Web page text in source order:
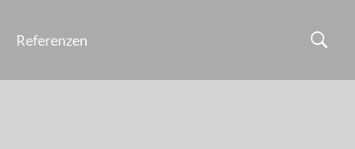
Referenzen